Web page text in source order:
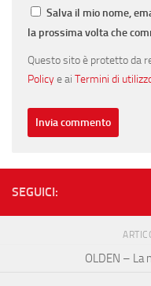
Salva il mio nome,
la prossima volta che
Questo sito è protetto da
Policye ai Termini di
SEGUICI:
OLDEN – La